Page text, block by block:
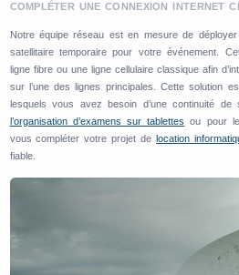
COMPLÉTER UNE CONNEXION INTERNET
Notre équipe réseau est en mesure de
satellitaire temporaire pour votre événement.
ligne fibre ou une ligne cellulaire classique afin
sur l’une des lignes principales. Cette solution
lesquels vous avez besoin d’une continuité
l’organisation d’examens sur tablettes ou pour le
vous compléter votre projet de location
fiable.